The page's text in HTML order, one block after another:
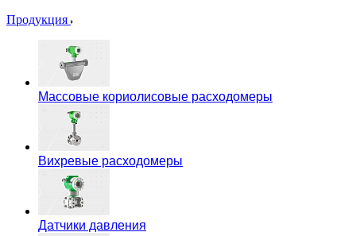
Продукция
Массовые кориолисовые расходомеры
Вихревые расходомеры
Датчики давления